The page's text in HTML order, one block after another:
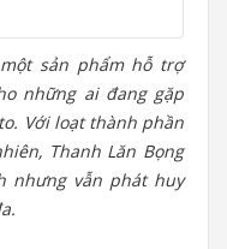
sản phẩm hỗ trợ
những ai đang gặp
Với loạt thành phần
Thanh Lăn Bọng
nhưng vẫn phát huy